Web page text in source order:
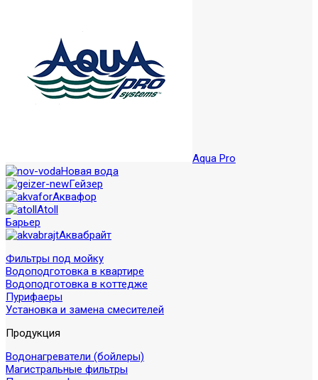
Aqua Pro
Новая вода
Гейзер
Аквафор
Atoll
Барьер
Аквабрайт
Фильтры под мойку
Водоподготовка в квартире
Водоподготовка в коттедже
Пурифаеры
Установка и замена смесителей
Продукция
Водонагреватели (бойлеры)
Магистральные фильтры